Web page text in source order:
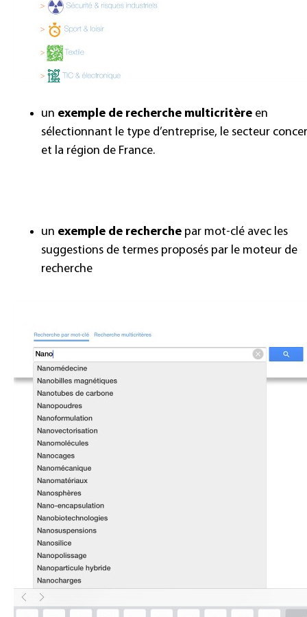
un exemple de recherche multicritère en
sélectionnant le type d’entreprise, le secteur
et la région de France.
un exemple de recherche par mot-clé avec les
suggestions de termes proposés par le moteur de
recherche